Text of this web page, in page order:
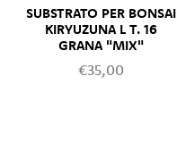
SUBSTRATO PER BONSAI
KIRYUZUNA L T. 16
GRANA "MIX"
€35,00